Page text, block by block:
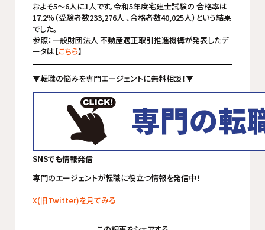
およそ5～6人に1人です。令和5年度宅建士試験の 合格率は
17.2％（受験者数233,276人 、合格者数40,025人）という結果
でした。
参照：一般財団法人 不動産適正取引推進機構が発表したデ
ータは【こちら】
▼転職の悩みを専門エージェントに無料相談！▼
SNSでも情報発信
専門のエージェントが転職に役立つ情報を発信中！
X(旧Twitter)を見てみる